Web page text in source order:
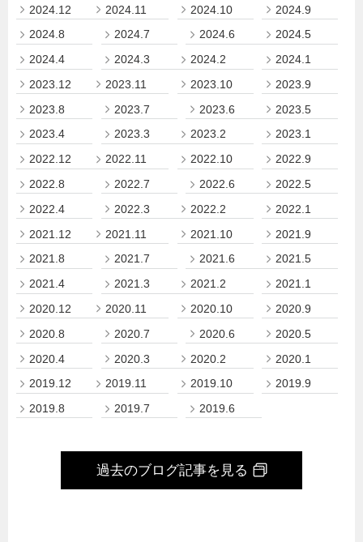
2024.12
2024.11 2024.10
2024.9
2024.8
2024.7 2024.6
2024.5
2024.4
2024.3 2024.2
2024.1
2023.12
2023.11 2023.10
2023.9
2023.8
2023.7 2023.6
2023.5
2023.4
2023.3 2023.2
2023.1
2022.12
2022.11 2022.10
2022.9
2022.8
2022.7 2022.6
2022.5
2022.4
2022.3 2022.2
2022.1
2021.12
2021.11 2021.10
2021.9
2021.8
2021.7 2021.6
2021.5
2021.4
2021.3 2021.2
2021.1
2020.12
2020.11 2020.10
2020.9
2020.8
2020.7 2020.6
2020.5
2020.4
2020.3 2020.2
2020.1
2019.12
2019.11 2019.10
2019.9
2019.8
2019.7 2019.6
過去のブログ記事を見る